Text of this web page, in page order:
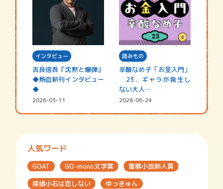
インタビュー
吉良信吾『沈黙と爆弾』
◆熱血新刊インタビュー
◆
2026-03-11
読みもの
辛酸なめ子「お金入門」
23．ギャラが発生し
ない大人…
2026-06-24
人気ワード
GOAT GO-mono文学賞
警察小説新人賞
探偵小石は恋しない
ゆっきゅん